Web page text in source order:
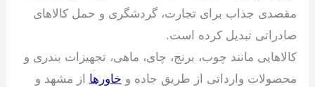
مقصدی جذاب برای تجارت، گردشگری و حمل کالاهای
صادراتی تبدیل کرده است.
کالاهایی مانند چوب، برنج، چای، ماهی، تجهیزات بندری و
محصولات وارداتی از طریق جاده و خاورها از مشهد و